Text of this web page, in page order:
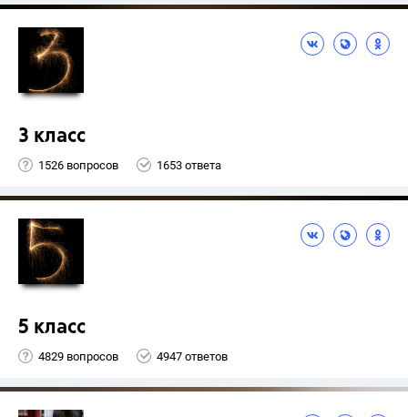
3 класс
1526 вопросов 1653 ответа
5 класс
4829 вопросов 4947 ответов